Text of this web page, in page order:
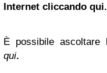
Internet cliccando qui.
È possibile ascoltare
qui.